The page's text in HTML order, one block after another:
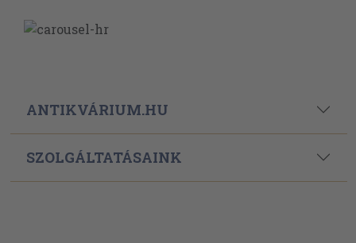
ANTIKVÁRIUM.HU
SZOLGÁLTATÁSAINK